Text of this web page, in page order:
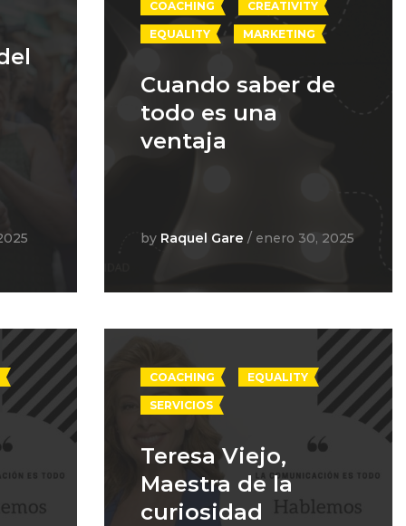
by
COACHING CREATIVITY
EQUALITY MARKETING
Cuando saber de
todo es una
ventaja
by Raquel Gare / enero 30, 2025
COACHING
CREATIVITY
EQUALITY
MARKETING
Cuando saber de
todo es una
by
Raquel Gare
/ enero 30, 2025
e
COACHING EQUALITY
SERVICIOS
Teresa Viejo,
Maestra de la
curiosidad
COACHING
EQUALITY
SERVICIOS
Teresa Viejo,
Maestra de la
curiosidad